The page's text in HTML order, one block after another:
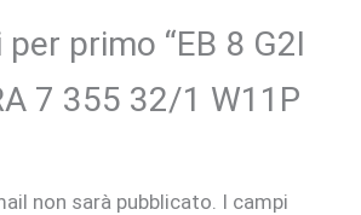
primo “EB 8 G2I
7 355 32/1 W11P
non sarà pubblicato. I campi